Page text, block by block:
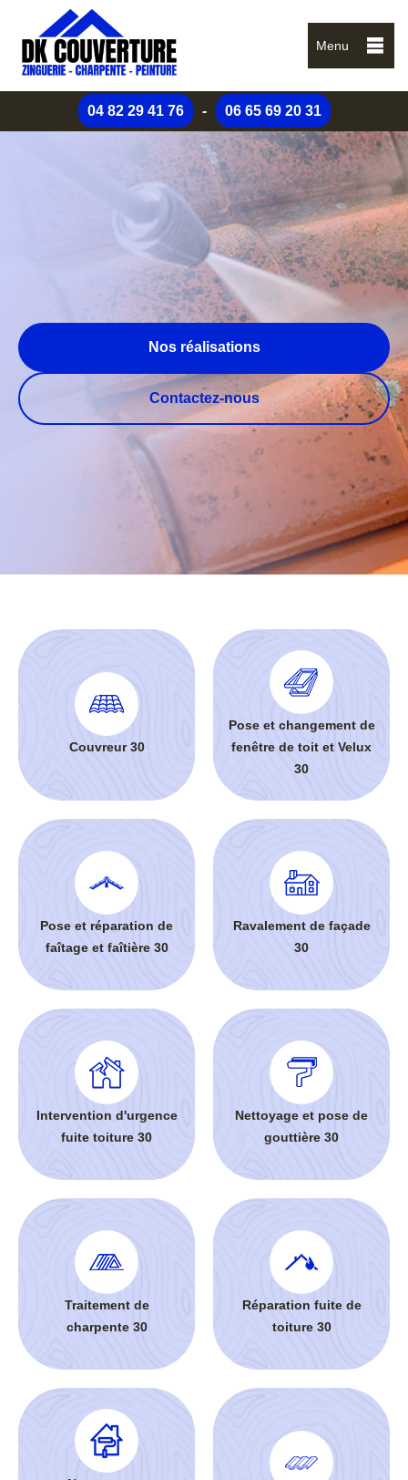
Menu
04 82 29 41 76 - 06 65 69 20 31
Nos réalisations
Contactez-nous
Couvreur 30
Pose et changement de
fenêtre de toit et Velux
30
Pose et réparation de
faîtage et faîtière 30
Ravalement de façade
30
Intervention d'urgence
fuite toiture 30
Nettoyage et pose de
gouttière 30
Traitement de
charpente 30
Réparation fuite de
toiture 30